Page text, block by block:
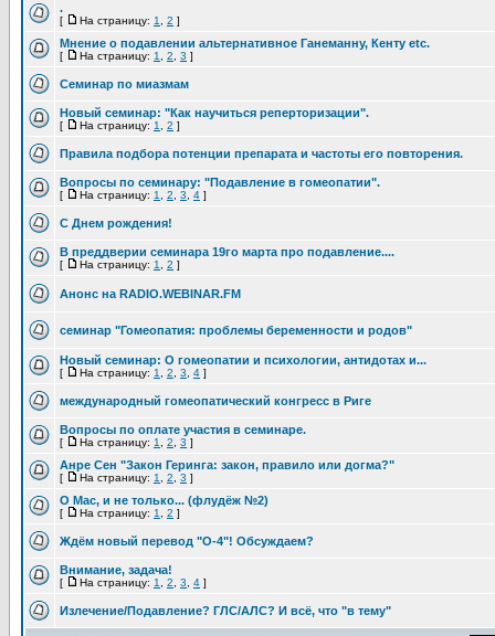
.
[ На страницу: 1 2 ]
Мнение о подавлении альтернативное Ганеманну, Кенту etc.
[ На страницу: 1 2 3 ]
Семинар по миазмам
Новый семинар: "Как научиться реперторизации".
[ На страницу: 1 2 ]
Правила подбора потенции препарата и частоты его повторения.
Вопросы по семинару: "Подавление в гомеопатии".
[ На страницу: 1 2 3 4 ]
С Днем рождения!
В преддверии семинара 19го марта про подавление....
[ На страницу: 1 2 ]
Анонс на RADIO.WEBINAR.FM
семинар "Гомеопатия: проблемы беременности и родов"
Новый семинар: О гомеопатии и психологии, антидотах и...
[ На страницу: 1 2 3 4 ]
международный гомеопатический конгресс в Риге
Вопросы по оплате участия в семинаре.
[ На страницу: 1 2 3 ]
Анре Сен "Закон Геринга: закон, правило или догма?"
[ На страницу: 1 2 3 ]
О Mac, и не только... (флудёж №2)
[ На страницу: 1 2 ]
Ждём новый перевод "О-4"! Обсуждаем?
Внимание, задача!
[ На страницу: 1 2 3 4 ]
Излечение/Подавление? ГЛС/АЛС? И всё, что "в тему"